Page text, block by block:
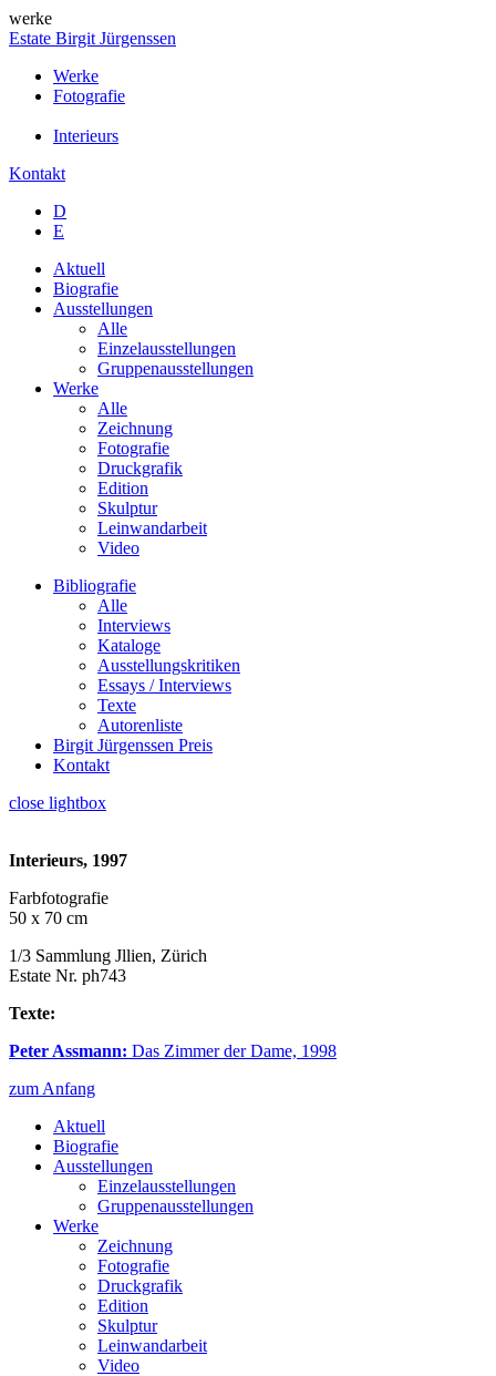
werke
Estate Birgit Jürgenssen
Werke
Fotografie
Interieurs
Kontakt
D
E
Aktuell
Biografie
Ausstellungen
Alle
Einzelausstellungen
Gruppenausstellungen
Werke
Alle
Zeichnung
Fotografie
Druckgrafik
Edition
Skulptur
Leinwandarbeit
Video
Bibliografie
Alle
Interviews
Kataloge
Ausstellungskritiken
Essays / Interviews
Texte
Autorenliste
Birgit Jürgenssen Preis
Kontakt
close lightbox
Interieurs, 1997
Farbfotografie
50 x 70 cm
1/3 Sammlung Jllien, Zürich
Estate Nr. ph743
Texte:
Peter Assmann: Das Zimmer der Dame, 1998
zum Anfang
Aktuell
Biografie
Ausstellungen
Einzelausstellungen
Gruppenausstellungen
Werke
Zeichnung
Fotografie
Druckgrafik
Edition
Skulptur
Leinwandarbeit
Video